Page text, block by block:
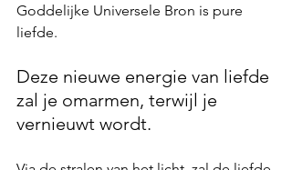
Goddelijke Universele Bron is pure
liefde.
Deze nieuwe energie van liefde
zal je omarmen, terwijl je
vernieuwt wordt.